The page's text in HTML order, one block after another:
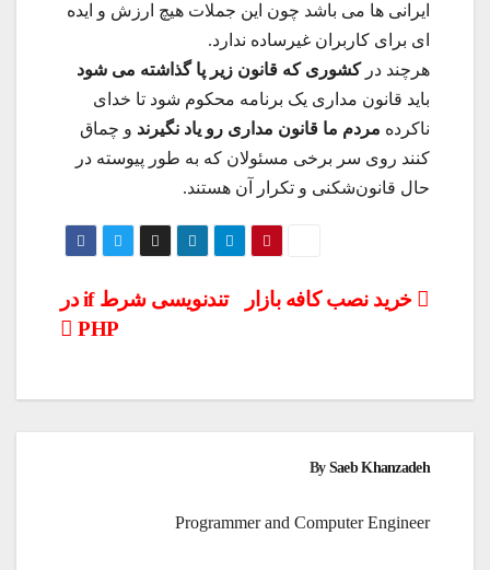
ایرانی ها می باشد چون این جملات هیچ ارزش و ایده
ای برای کاربران غیرساده ندارد.
هرچند درکشوری که قانون زیر پا گذاشته می شود
باید قانون مداری یک برنامه محکوم شود تا خدای
ناکرده مردم ما قانون مداری رو یاد نگیرند و چماق
کنند روی سر برخی مسئولان که به طور پیوسته در
حال قانون‌شکنی و تکرار آن هستند.
راهبری
تندنویسی شرط if در
PHP
خرید نصب کافه بازار
By Saeb Khanzadeh
Programmer and Computer Engineer